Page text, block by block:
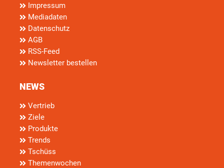
Impressum
Mediadaten
Datenschutz
AGB
RSS-Feed
Newsletter bestellen
NEWS
Vertrieb
Ziele
Produkte
Trends
Tschüss
Themenwochen